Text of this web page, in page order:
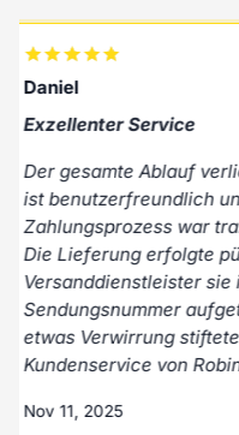
Daniel
Exzellenter Service
Der gesamte Ablauf
ist benutzerfreundlich
Zahlungsprozess war
Die Lieferung erfolgte
Versanddienstleister
Sendungsnummer
etwas Verwirrung
Kundenservice von
Nov 11, 2025